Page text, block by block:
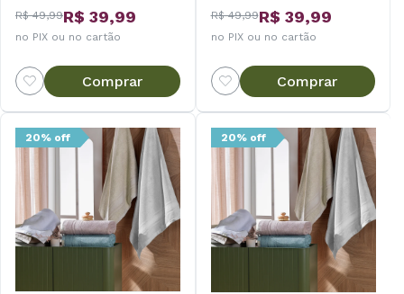
R$ 49,99R$ 39,99
no PIX ou no cartão
Comprar
R$ 49,99R$ 39,99
no PIX ou no cartão
Comprar
20% off 20% off